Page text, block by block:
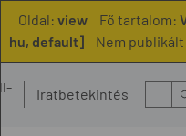
Oldal: view Fő tartalom:
hu, default]
Nem
Iratbetekintés